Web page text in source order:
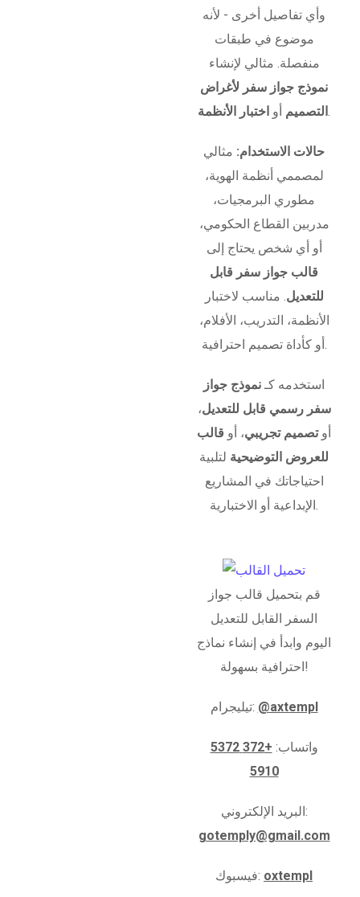
وأي تفاصيل أخرى - لأنه
موضوع في طبقات
منفصلة. مثالي لإنشاء
نموذج جواز سفر لأغراض
التصميم أو اختبار الأنظمة .
حالات الاستخدام: مثالي
لمصممي أنظمة الهوية،
مطوري البرمجيات،
مدربين القطاع الحكومي،
أو أي شخص يحتاج إلى
قالب جواز سفر قابل
للتعديل. مناسب لاختبار
الأنظمة، التدريب، الأفلام،
أو كأداة تصميم احترافية.
استخدمه كـنموذج جواز
سفر رسمي قابل للتعديل،
أوتصميم تجريبي، أو قالب
للعروض التوضيحية لتلبية
احتياجاتك في المشاريع
الإبداعية أو الاختبارية.
قم بتحميل قالب جواز
السفر القابل للتعديل
اليوم وابدأ في إنشاء نماذج
احترافية بسهولة!
تيليجرام: @axtempl
واتساب:
+372 5372
5910
البريد الإلكتروني:
gotemply@gmail.com
فيسبوك: oxtempl